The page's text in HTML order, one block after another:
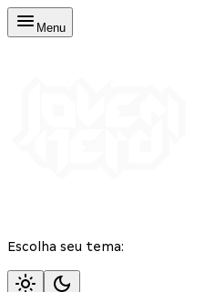
Menu
Escolha seu tema: